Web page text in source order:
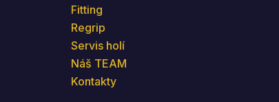
Fitting
Regrip
Servis holí
Náš TEAM
Kontakty